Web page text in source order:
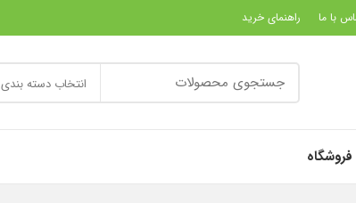
با ما راهنمای خرید
انتخاب دسته بندی
فروشگاه